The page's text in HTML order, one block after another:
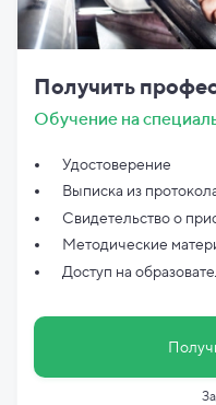
Получить
Обучение на
Удостоверение
Выписка из
Свидетельство о
Методические
Доступ на